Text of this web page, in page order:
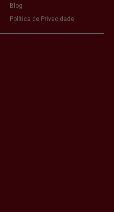
Blog
Política de Privacidade